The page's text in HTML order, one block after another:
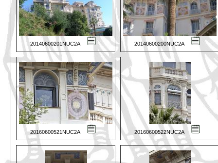
20140600201NUC2A 20140600200NUC2A
20160600521NUC2A 20160600522NUC2A